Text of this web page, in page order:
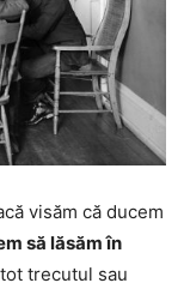
visăm că ducem
să lăsăm în
trecutul sau